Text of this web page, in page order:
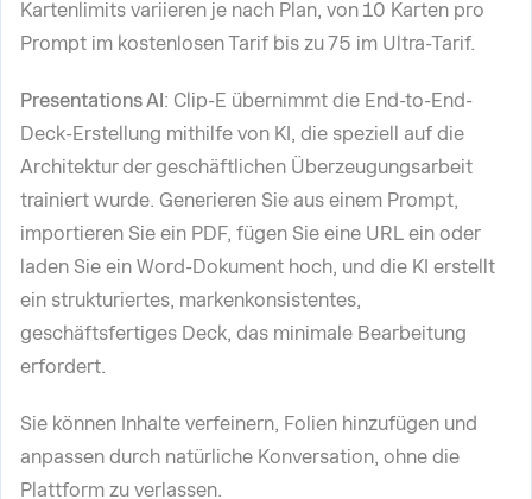
Kartenlimits variieren je nach Plan, von 10 Karten pro
Prompt im kostenlosen Tarif bis zu 75 im Ultra-Tarif.
Presentations AI: Clip-E übernimmt die End-to-End-
Deck-Erstellung mithilfe von KI, die speziell auf die
Architektur der geschäftlichen Überzeugungsarbeit
trainiert wurde. Generieren Sie aus einem Prompt,
importieren Sie ein PDF, fügen Sie eine URL ein oder
laden Sie ein Word-Dokument hoch, und die KI erstellt
ein strukturiertes, markenkonsistentes,
geschäftsfertiges Deck, das minimale Bearbeitung
erfordert.
Sie können Inhalte verfeinern, Folien hinzufügen und
anpassen durch natürliche Konversation, ohne die
Plattform zu verlassen.